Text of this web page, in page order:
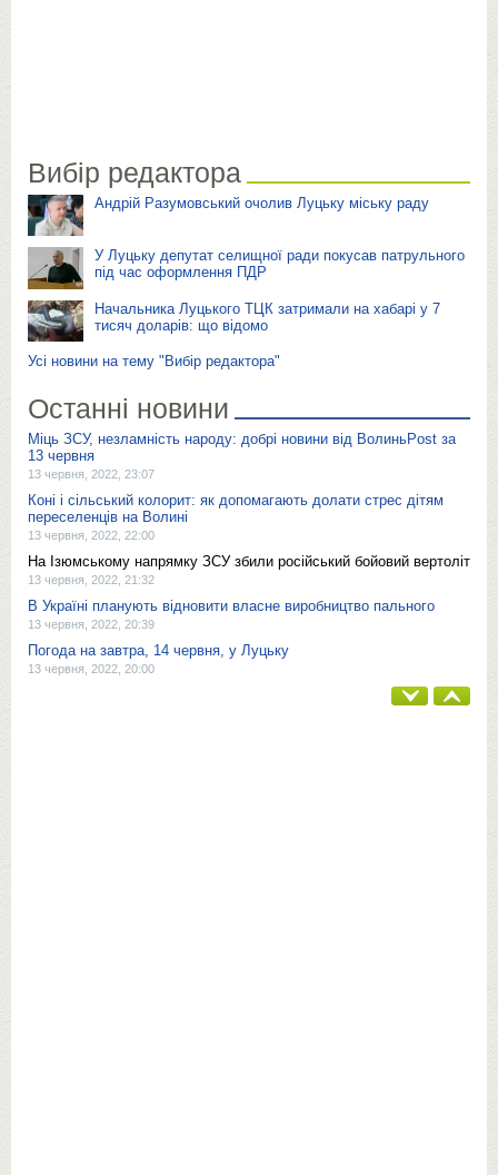
Вибір редактора
Андрій Разумовський очолив Луцьку міську раду
У Луцьку депутат селищної ради покусав патрульного
під час оформлення ПДР
Начальника Луцького ТЦК затримали на хабарі у 7
тисяч доларів: що відомо
Усі новини на тему "Вибір редактора"
Останні новини
Міць ЗСУ, незламність народу: добрі новини від ВолиньPost за
13 червня
13 червня, 2022, 23:07
Коні і сільський колорит: як допомагають долати стрес дітям
переселенців на Волині
13 червня, 2022, 22:00
На Ізюмському напрямку ЗСУ збили російський бойовий вертоліт
13 червня, 2022, 21:32
В Україні планують відновити власне виробництво пального
13 червня, 2022, 20:39
Погода на завтра, 14 червня, у Луцьку
13 червня, 2022, 20:00